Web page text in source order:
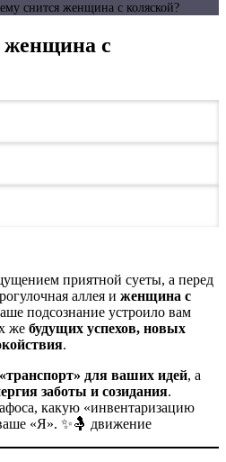
снится женщина с коляской?
женщина с
приятной суеты, а перед
аллея и женщина с
подсознание устроило вам
же будущих успехов, новых
.
«транспорт» для ваших идей, а
заботы и созидания.
какую «инвентаризацию
«Я». ✨🤱 движение